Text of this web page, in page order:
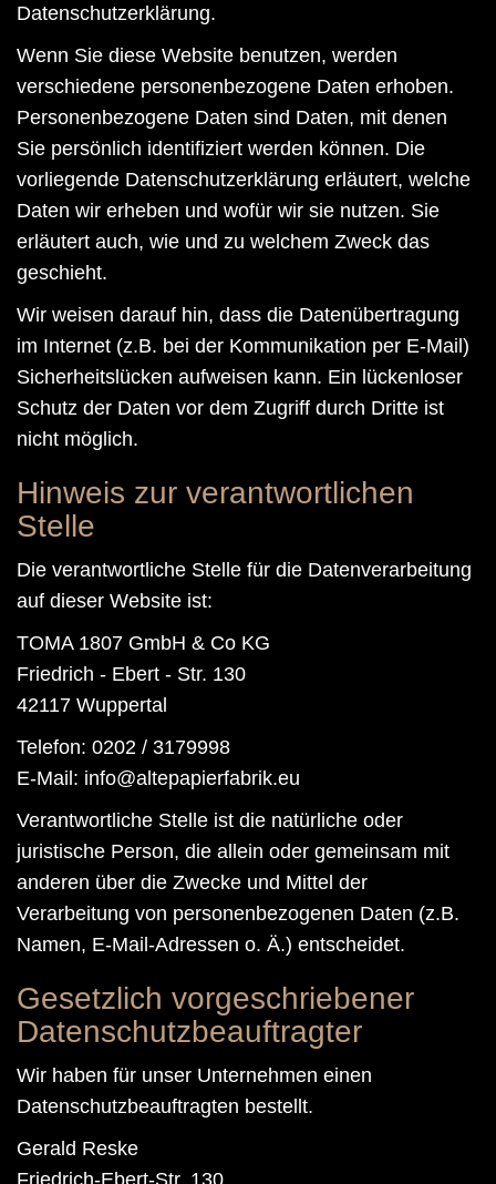
Datenschutzerklärung.
Wenn Sie diese Website benutzen, werden
verschiedene personenbezogene Daten erhoben.
Personenbezogene Daten sind Daten, mit denen
Sie persönlich identifiziert werden können. Die
vorliegende Datenschutzerklärung erläutert, welche
Daten wir erheben und wofür wir sie nutzen. Sie
erläutert auch, wie und zu welchem Zweck das
geschieht.
Wir weisen darauf hin, dass die Datenübertragung
im Internet (z.B. bei der Kommunikation per E-Mail)
Sicherheitslücken aufweisen kann. Ein lückenloser
Schutz der Daten vor dem Zugriff durch Dritte ist
nicht möglich.
Hinweis zur verantwortlichen
Stelle
Die verantwortliche Stelle für die Datenverarbeitung
auf dieser Website ist:
TOMA 1807 GmbH & Co KG
Friedrich - Ebert - Str. 130
42117 Wuppertal
Telefon: 0202 / 3179998
E-Mail:
Verantwortliche Stelle ist die natürliche oder
juristische Person, die allein oder gemeinsam mit
anderen über die Zwecke und Mittel der
Verarbeitung von personenbezogenen Daten (z.B.
Namen, E-Mail-Adressen o. Ä.) entscheidet.
Gesetzlich vorgeschriebener
Datenschutzbeauftragter
Wir haben für unser Unternehmen einen
Datenschutzbeauftragten bestellt.
Gerald Reske
Friedrich-Ebert-Str. 130